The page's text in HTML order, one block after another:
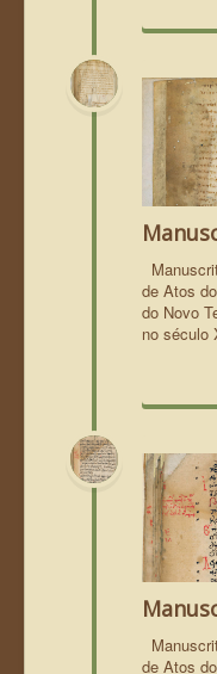
de Atos
do Novo
no século
de Atos